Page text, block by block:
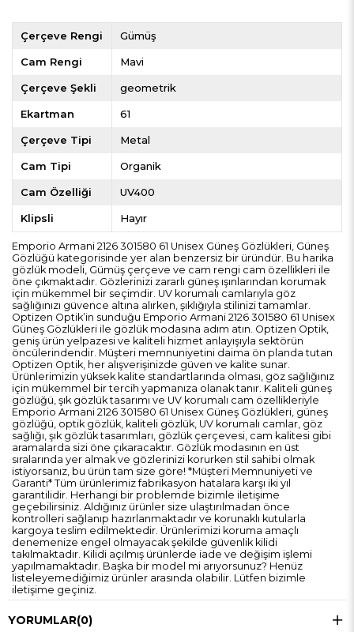
Çerçeve Rengi Gümüş
Cam Rengi Mavi
Çerçeve Şekli geometrik
Ekartman 61
Çerçeve Tipi Metal
Cam Tipi Organik
Cam Özelliği UV400
Klipsli Hayır
Emporio Armani 2126 301580 61 Unisex Güneş Gözlükleri, Güneş
Gözlüğü kategorisinde yer alan benzersiz bir üründür. Bu harika
gözlük modeli, Gümüş çerçeve ve cam rengi cam özellikleri ile
öne çıkmaktadır. Gözlerinizi zararlı güneş ışınlarından korumak
için mükemmel bir seçimdir. UV korumalı camlarıyla göz
sağlığınızı güvence altına alırken, şıklığıyla stilinizi tamamlar.
Optizen Optik’in sunduğu Emporio Armani 2126 301580 61 Unisex
Güneş Gözlükleri ile gözlük modasına adım atın. Optizen Optik,
geniş ürün yelpazesi ve kaliteli hizmet anlayışıyla sektörün
öncülerindendir. Müşteri memnuniyetini daima ön planda tutan
Optizen Optik, her alışverişinizde güven ve kalite sunar.
Ürünlerimizin yüksek kalite standartlarında olması, göz sağlığınız
için mükemmel bir tercih yapmanıza olanak tanır. Kaliteli güneş
gözlüğü, şık gözlük tasarımı ve UV korumalı cam özellikleriyle
Emporio Armani 2126 301580 61 Unisex Güneş Gözlükleri, güneş
gözlüğü, optik gözlük, kaliteli gözlük, UV korumalı camlar, göz
sağlığı, şık gözlük tasarımları, gözlük çerçevesi, cam kalitesi gibi
aramalarda sizi öne çıkaracaktır. Gözlük modasının en üst
sıralarında yer almak ve gözlerinizi korurken stil sahibi olmak
istiyorsanız, bu ürün tam size göre! *Müşteri Memnuniyeti ve
Garanti* Tüm ürünlerimiz fabrikasyon hatalara karşı iki yıl
garantilidir. Herhangi bir problemde bizimle iletişime
geçebilirsiniz. Aldığınız ürünler size ulaştırılmadan önce
kontrolleri sağlanıp hazırlanmaktadır ve korunaklı kutularla
kargoya teslim edilmektedir. Ürünlerimizi koruma amaçlı
denemenize engel olmayacak şekilde güvenlik kilidi
takılmaktadır. Kilidi açılmış ürünlerde iade ve değişim işlemi
yapılmamaktadır. Başka bir model mi arıyorsunuz? Henüz
listeleyemediğimiz ürünler arasında olabilir. Lütfen bizimle
iletişime geçiniz.
YORUMLAR(0)